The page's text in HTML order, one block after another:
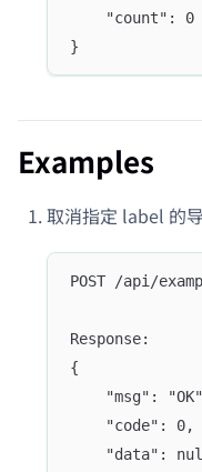
	"count": 0
}
Examples
取消指定 label 的
POST /api/
Response:
{
"msg":
	"code": 0,
"data":